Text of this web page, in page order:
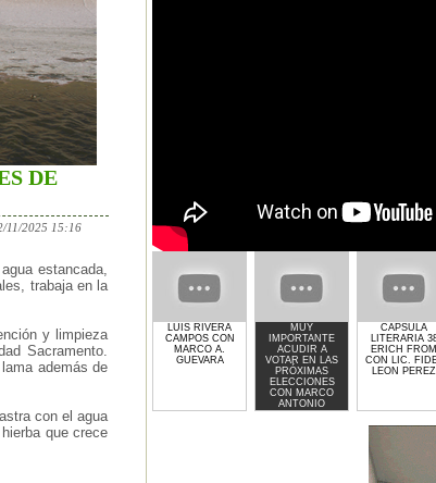
DE
11/2025 15:16
estancada,
trabaja en la
y limpieza
Sacramento.
además de
con el agua
que crece
LUIS RIVERA
CAMPOS CON
MARCO A.
GUEVARA
MUY
IMPORTANTE
ACUDIR A
VOTAR EN LAS
PRÓXIMAS
ELECCIONES
CON MARCO
ANTONIO
GUEVARA
CAPSULA
LITERARIA
ERICH FROM
CON LIC.
LEON PEREZ